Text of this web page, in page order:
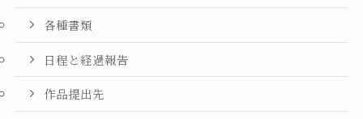
各種書類
日程と経過報告
作品提出先